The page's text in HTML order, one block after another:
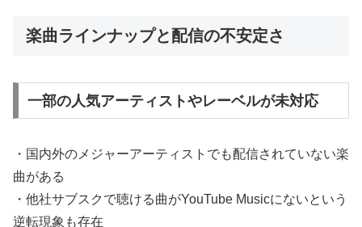
楽曲ラインナップと配信の不安定さ
一部の人気アーティストやレーベルが未対応
・国内外のメジャーアーティストでも配信されていない楽
曲がある
・他社サブスクで聴ける曲がYouTube Musicにないという
逆転現象も存在